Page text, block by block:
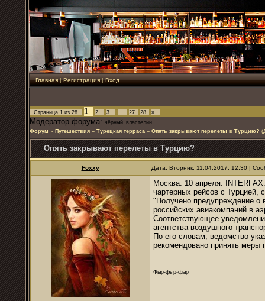
Главная|Регистрация|Вход
Страница 1 из 28 1 2 3 … 27 28 »
Модератор форума: чёрный_властелин
Форум » Путешествия » Турецкая терраса » Опять закрывают перелеты в Турцию?
Опять закрывают перелеты в Турцию?
Foxxy Дата: Вторник, 11.04.2017, 12:30 |
Москва. 10 апреля.
чартерных рейсов с
"Получено предупреждение о
российских авиакомпаний в
Соответствующее
агентства воздушного
По его словам, ведомство
рекомендовано принять
Фыр-фыр-фыр